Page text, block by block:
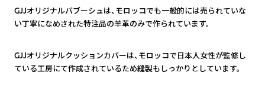
GJJオリジナルバブーシュは、モロッコでも一般的には売られていな
い丁寧になめされた特注品の羊革のみで作られています。
GJJオリジナルクッションカバーは、モロッコで日本人女性が監修し
ている工房にて作成されているため縫製もしっかりとしています。